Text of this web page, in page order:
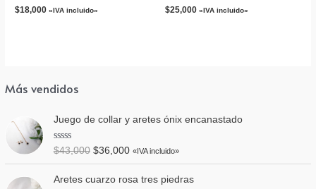
Más vendidos
Juego de collar y aretes ónix encanastado
V
o
$43,000 $36,000 «IVA incluido»
Aretes cuarzo rosa tres piedras
$18,000 «IVA incluido» $25,000 «IVA incluido»